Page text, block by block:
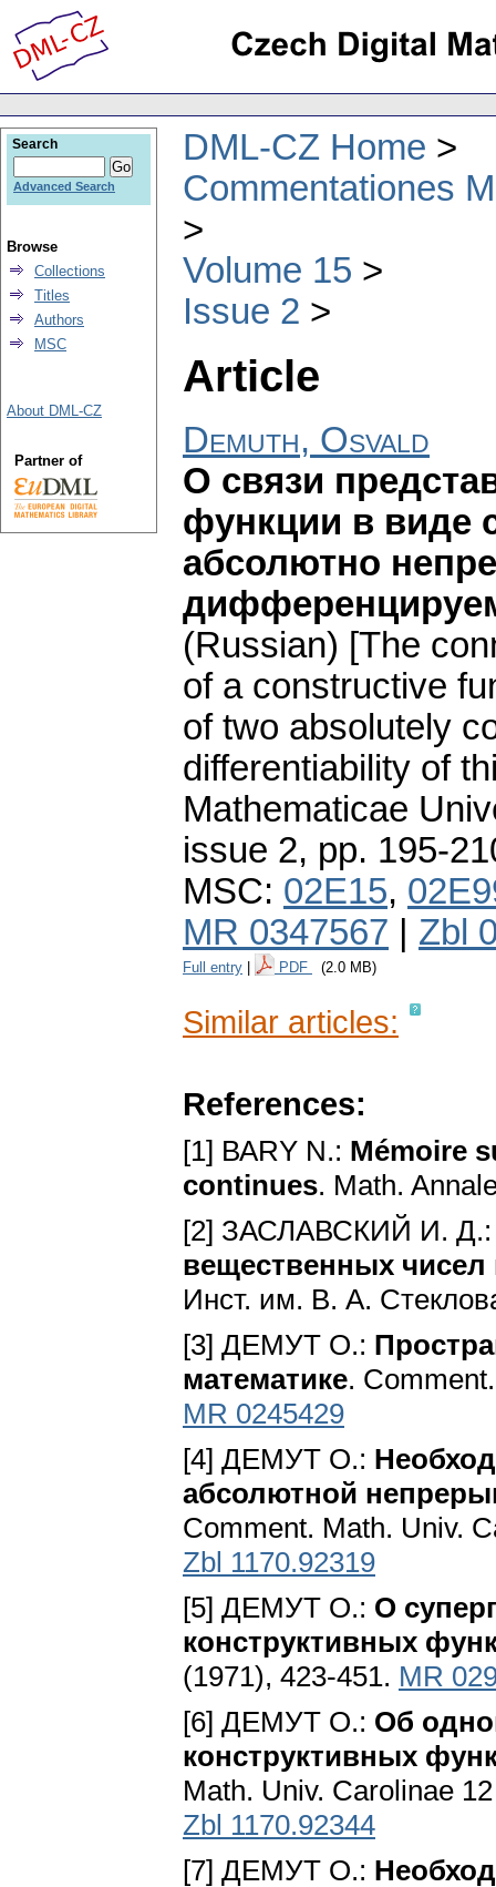
DML-CZ Home
Commentationes
Volume 15
Issue 2
Article
Demuth, Osvald
О связи
функции в виде
абсолютно
(Russian) [The
of a constructive
of two absolutely
differentiability of
Mathematicae
issue 2, pp. 195-
MSC: 02E15,
MR 0347567
Zbl
Full entry PDF (2.0 MB)
Similar articles:
References:
[1] ВАRY N.: Mémoire
continues. Math.
[2] ЗАСЛАВСКИЙ И.
вещественных
Инст. им. В. А.
[3] ДЕМУТ О.:
математике.
MR 0245429
[4] ДЕМУТ O.:
абсолютной
Соmment. Math. Univ.
Zbl 1170.92319
[5] ДЕМУТ О.: О
конструктивных
(1971), 423-451. MR
[6] ДЕМУТ О.: Об
конструктивных
Math. Univ. Carolinae
Zbl 1170.92344
[7] ДЕМУТ O.:
Search
Advanced Search
Browse
Collections
Titles
Authors
MSC
About DML-CZ
Partner of